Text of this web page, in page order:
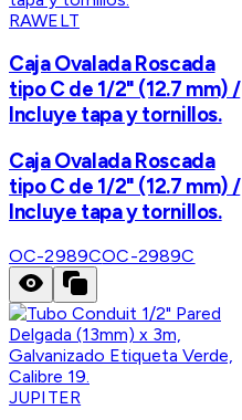
RAWELT
Caja Ovalada Roscada
tipo C de 1/2" (12.7 mm) /
Incluye tapa y tornillos.
Caja Ovalada Roscada
tipo C de 1/2" (12.7 mm) /
Incluye tapa y tornillos.
OC-2989COC-2989C
JUPITER